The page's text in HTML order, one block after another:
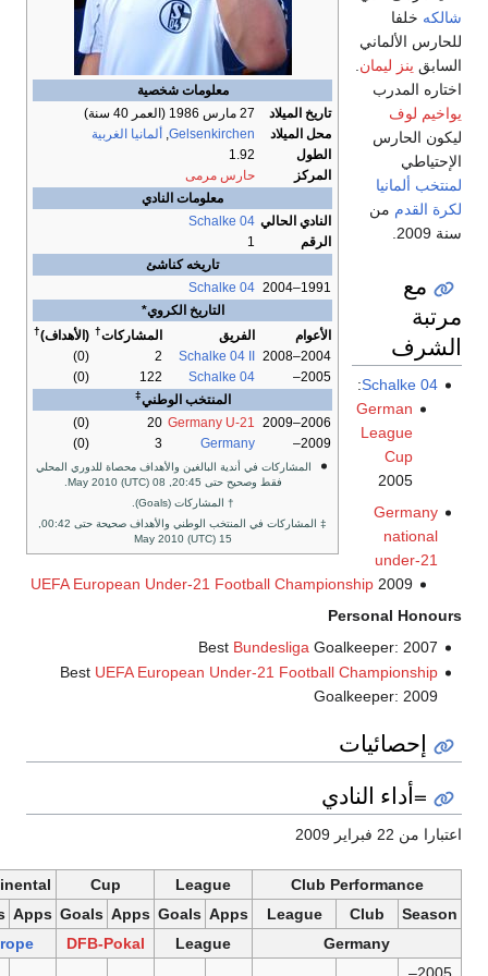
تاريخ الميلاد
27 مارس 1986
(العمر 40 سنة)
محل الميلاد
Gelsenkirchen
, ألمانيا الغربية
الطول
المركز
حارس مرمى
النادي الحالي
Schalke 04
الرقم
1
1991–2004
Schalke 04
الأعوام
المشاركات (الأهداف)
2004–2008
Schalke 04 II
2
Schalke 04
122
(0)
المنتخب الوطني
Germany U-21
20
(0)
Germany
3
(0)
المشاركات في أندية البالغين والأهداف محصاة للدوري المحلي
فقط وصحيح حتى 20:45, 08 May 2010 (UTC).
‡ المشاركات في المنتخب الوطني والأهداف صحيحة حتى 00:42,
UEFA European Under-21 Football
BestBundesliga
BestUEFA European Under-21 Football
League
Cup
Continental
Total
League
Apps
Goals
Apps
Goals
Apps
Goals
Apps
Goals
League
DFB-Pokal
Europe
Total